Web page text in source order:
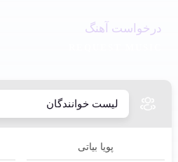
درخواست آهنگ
لیست خوانندگان
پویا بیاتی